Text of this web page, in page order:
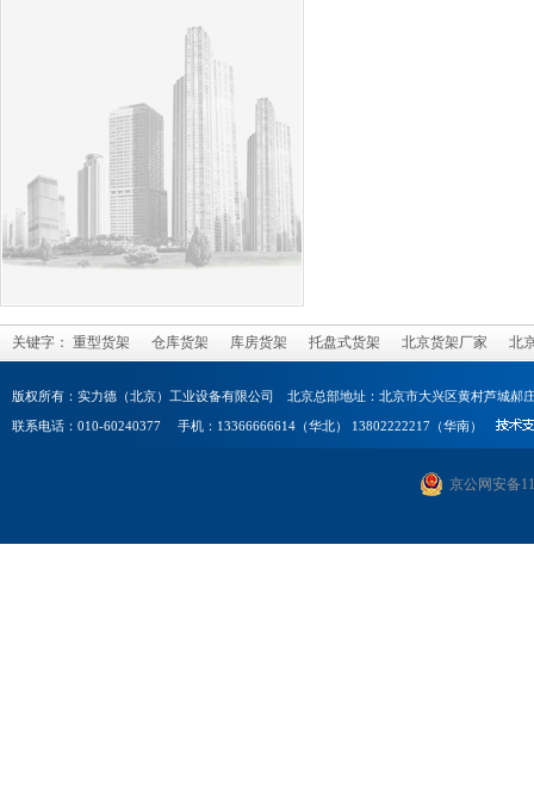
关键字： 重型货架 仓库货架 库房货架 托盘式货架 北京货架厂家 北
版权所有：实力德（北京）工业设备有限公司 北京总部地址：北京市大兴区黄村芦城郝
联系电话：010-60240377 手机：13366666614（华北） 13802222217（华南）
京公网安备